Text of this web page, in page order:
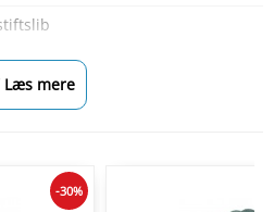
mere
-30%